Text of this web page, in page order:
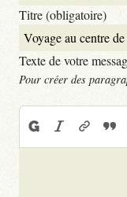
Titre (obligatoire)
Texte de votre
Pour créer des